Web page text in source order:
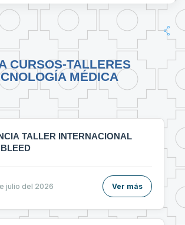
CURSOS-TALLERES
MÉDICA
TALLER INTERNACIONAL
julio del 2026 Ver más